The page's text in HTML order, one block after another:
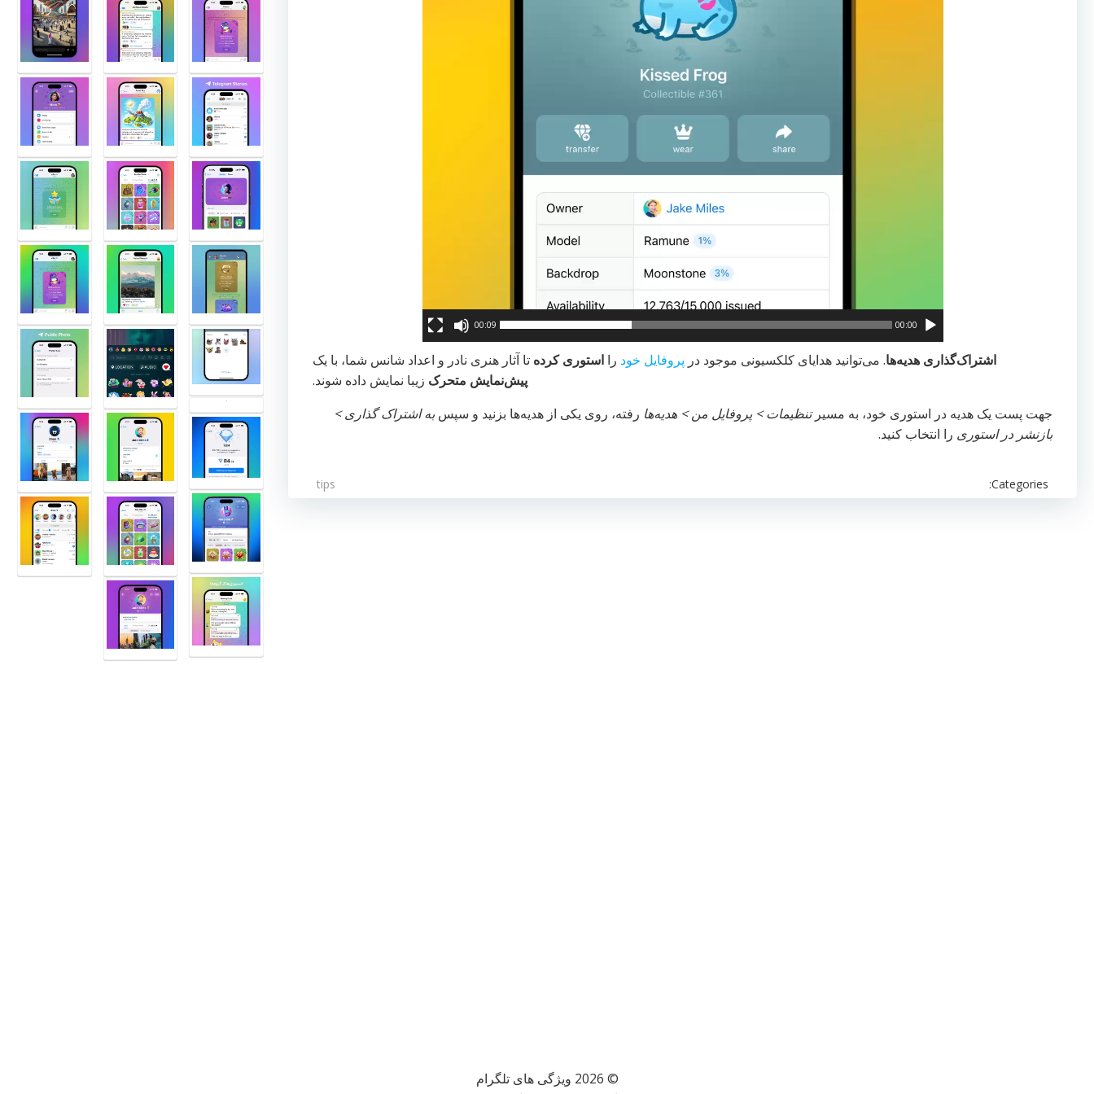
00:00
00:09
اشتراک‌گذاری هدیه‌ها. می‌توانید هدایای کلکسیونی موجود در پروفایل خود را استوری کرده تا آثار هنری نادر و اعداد شانس شما، با یک
پیش‌نمایش متحرک زیبا نمایش داده شوند.
جهت پست یک هدیه در استوری خود، به مسیرتنظیمات > پروفایل من > هدیه‌ها رفته، روی یکی از هدیه‌ها بزنید و سپس به اشتراک گذاری >
بازنشر در استوری را انتخاب کنید.
Categories:
tips
© 2026 ویژگی های تلگرام